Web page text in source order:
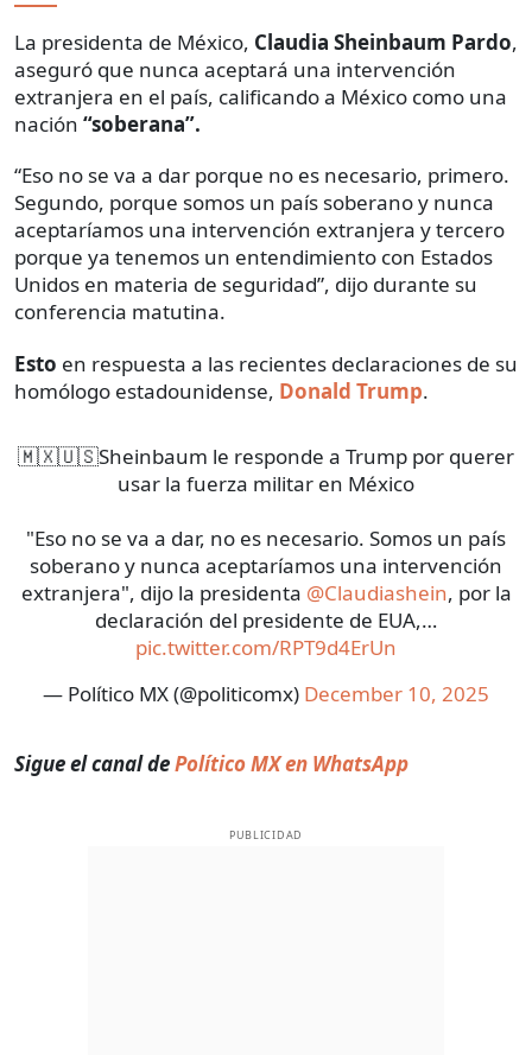
La presidenta de México, Claudia Sheinbaum Pardo,
aseguró que nunca aceptará una intervención
extranjera en el país, calificando a México como una
nación “soberana”.
“Eso no se va a dar porque no es necesario, primero.
Segundo, porque somos un país soberano y nunca
aceptaríamos una intervención extranjera y tercero
porque ya tenemos un entendimiento con Estados
Unidos en materia de seguridad”, dijo durante su
conferencia matutina.
Esto en respuesta a las recientes declaraciones de su
homólogo estadounidense, Donald Trump.
🇲🇽🇺🇸Sheinbaum le responde a Trump por querer
usar la fuerza militar en México
"Eso no se va a dar, no es necesario. Somos un país
soberano y nunca aceptaríamos una intervención
extranjera", dijo la presidenta @Claudiashein, por la
declaración del presidente de EUA,…
pic.twitter.com/RPT9d4ErUn
— Político MX (@politicomx) December 10, 2025
Sigue el canal dePolítico MX en WhatsApp
PUBLICIDAD